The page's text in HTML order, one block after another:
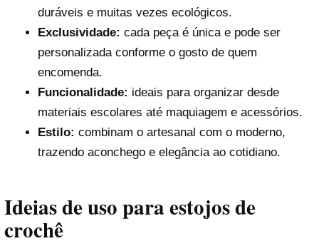
duráveis e muitas vezes ecológicos.
Exclusividade: cada peça é única e pode ser
personalizada conforme o gosto de quem
encomenda.
Funcionalidade: ideais para organizar desde
materiais escolares até maquiagem e acessórios.
Estilo: combinam o artesanal com o moderno,
trazendo aconchego e elegância ao cotidiano.
Ideias de uso para estojos de
crochê